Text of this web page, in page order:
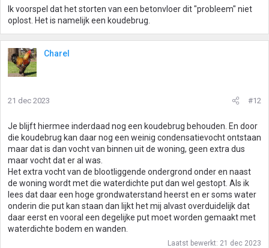
Ik voorspel dat het storten van een betonvloer dit "probleem" niet
oplost. Het is namelijk een koudebrug.
Charel
21 dec 2023 #12
Je blijft hiermee inderdaad nog een koudebrug behouden. En door
die koudebrug kan daar nog een weinig condensatievocht ontstaan
maar dat is dan vocht van binnen uit de woning, geen extra dus
maar vocht dat er al was.
Het extra vocht van de blootliggende ondergrond onder en naast
de woning wordt met die waterdichte put dan wel gestopt. Als ik
lees dat daar een hoge grondwaterstand heerst en er soms water
onderin die put kan staan dan lijkt het mij alvast overduidelijk dat
daar eerst en vooral een degelijke put moet worden gemaakt met
waterdichte bodem en wanden.
Laatst bewerkt: 21 dec 2023